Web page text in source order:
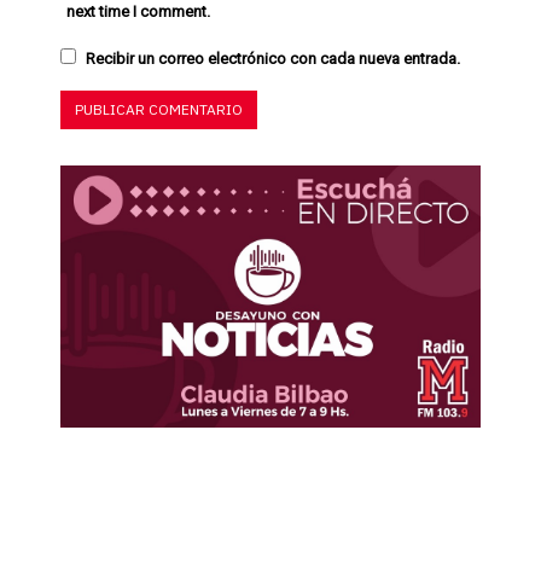
next time I comment.
Recibir un correo electrónico con cada nueva entrada.